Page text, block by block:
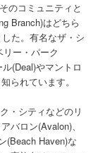
のコミュニティと
Branch)はどちら
た。有名なザ・シ
ー・パーク
(Deal)やマントロ
られています。
・シティなどのリ
バロン(Avalon)、
(Beach Haven)な